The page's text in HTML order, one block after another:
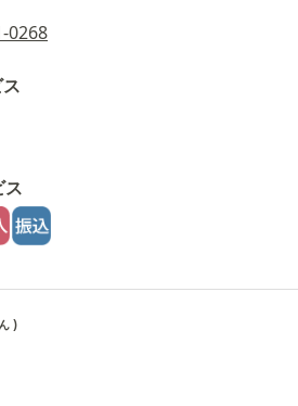
0268
ス
)